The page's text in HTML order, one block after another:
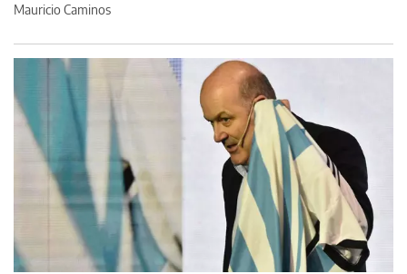
Mauricio Caminos